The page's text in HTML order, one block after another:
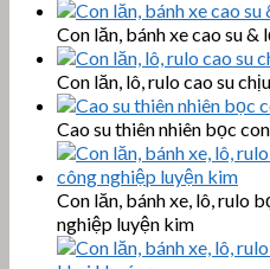
Con lăn, bánh xe cao su &
Con lăn, lô, rulo cao su
Cao su thiên nhiên bọc
Con lăn, bánh xe, lô, rulo
nghiệp luyện kim